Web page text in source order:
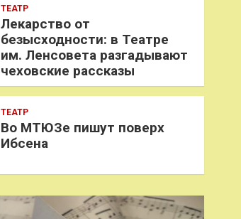
ТЕАТР
Лекарство от
безысходности: в Театре
им. Ленсовета разгадывают
чеховские рассказы
ТЕАТР
Во МТЮЗе пишут поверх
Ибсена